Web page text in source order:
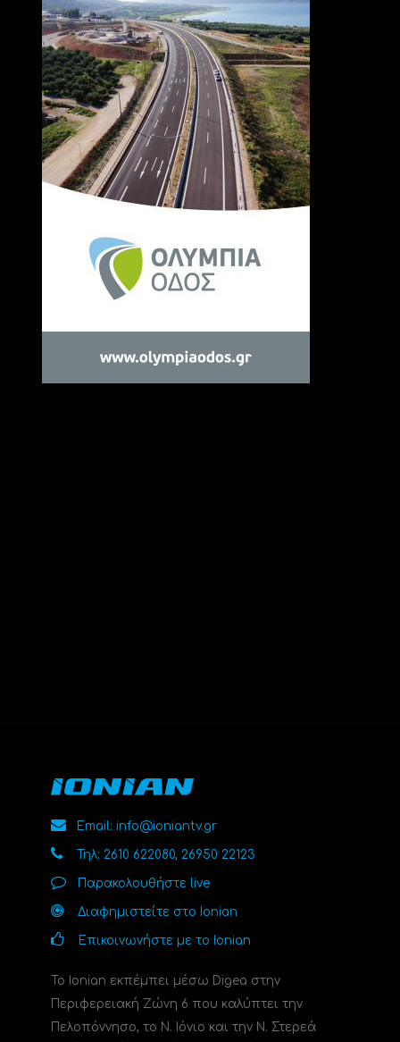
Email: info@ioniantv.gr
Τηλ: 2610 622080, 26950 22123
Παρακολουθήστε live
Διαφημιστείτε στο Ionian
Επικοινωνήστε με το Ionian
Το Ionian εκπέμπει μέσω Digea στην
Περιφερειακή Ζώνη 6 που καλύπτει την
Πελοπόννησο, το N. Ιόνιο και την Ν. Στερεά